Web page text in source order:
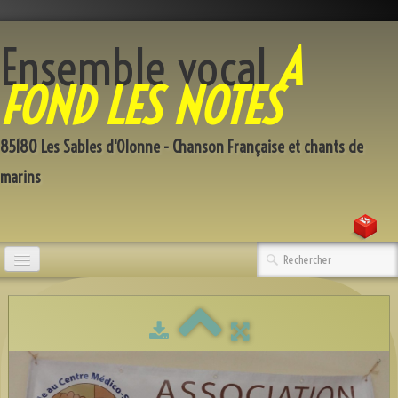
Ensemble vocalA
FOND LES NOTES
85180 Les Sables d'Olonne - Chanson Française et chants de
marins
Accueil
Répertoire